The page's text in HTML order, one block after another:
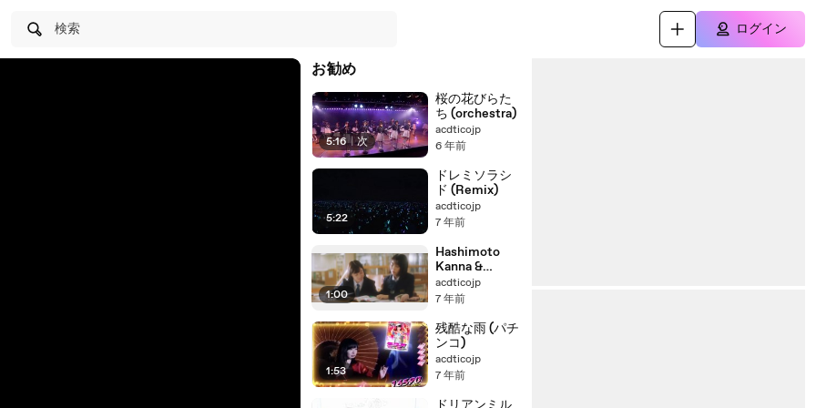
検索 ログイン
お勧め
5:16 | 次
桜の花びらた
ち (orchestra)
acdticojp
6 年前
5:22
ドレミソラシ
ド (Remix)
acdticojp
7 年前
1:00
Hashimoto
Kanna &
Hamabe
Minami :
acdticojp
7 年前
1:53
残酷な雨 (パチ
ンコ)
acdticojp
7 年前